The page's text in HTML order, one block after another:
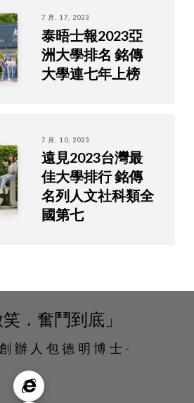
7 月. 17, 2023
泰晤士報2023亞
洲大學排名 銘傳
大學連七年上榜
7 月. 10, 2023
遠見2023台灣最
佳大學排行 銘傳
名列人文社科類全
國第七
笑．奮鬥到底」
辦人包德明博士-